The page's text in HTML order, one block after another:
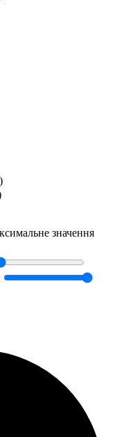
значення